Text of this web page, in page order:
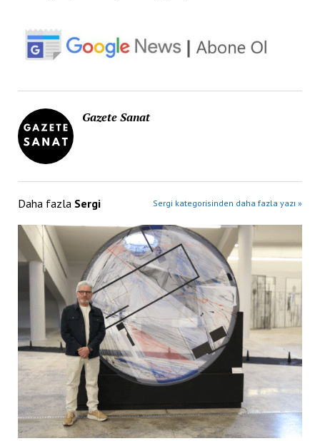
Gazete Sanat
Daha fazla Sergi Sergi kategorisinden daha fazla yazı »